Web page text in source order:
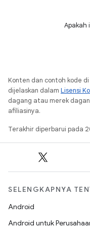
Apakah
Konten dan contoh kode
dijelaskan dalam Lisensi
dagang atau merek
afiliasinya.
Terakhir diperbarui pada
SELENGKAPNYA
Android
Android untuk